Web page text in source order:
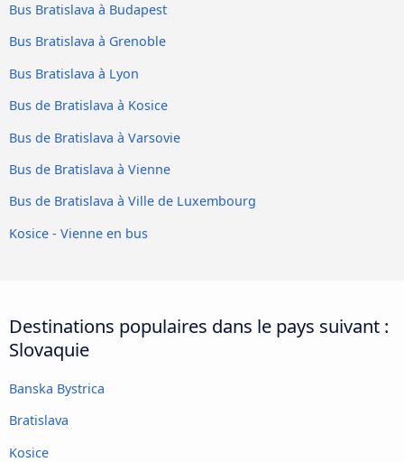
Bus Bratislava à Budapest
Bus Bratislava à Grenoble
Bus Bratislava à Lyon
Bus de Bratislava à Kosice
Bus de Bratislava à Varsovie
Bus de Bratislava à Vienne
Bus de Bratislava à Ville de Luxembourg
Kosice - Vienne en bus
Destinations populaires dans le pays suivant :
Slovaquie
Banska Bystrica
Bratislava
Kosice